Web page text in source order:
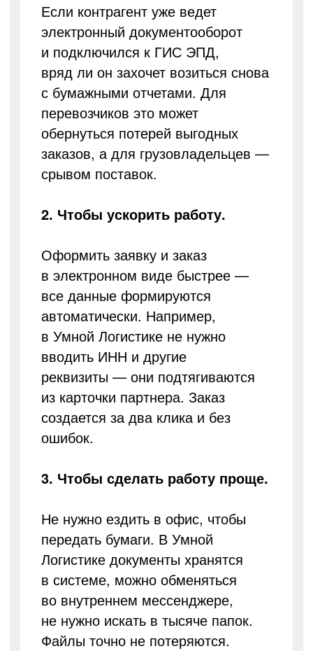
Если контрагент уже ведет
электронный документооборот
и подключился к ГИС ЭПД,
вряд ли он захочет возиться снова
с бумажными отчетами. Для
перевозчиков это может
обернуться потерей выгодных
заказов, а для грузовладельцев —
срывом поставок.
2. Чтобы ускорить работу.
Оформить заявку и заказ
в электронном виде быстрее —
все данные формируются
автоматически. Например,
в Умной Логистике не нужно
вводить ИНН и другие
реквизиты — они подтягиваются
из карточки партнера. Заказ
создается за два клика и без
ошибок.
3. Чтобы сделать работу проще.
Не нужно ездить в офис, чтобы
передать бумаги. В Умной
Логистике документы хранятся
в системе, можно обменяться
во внутреннем мессенджере,
не нужно искать в тысяче папок.
Файлы точно не потеряются.